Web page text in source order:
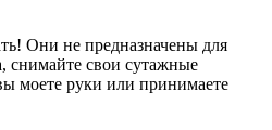
Они не предназначены для
снимайте свои сутажные
моете руки или принимаете